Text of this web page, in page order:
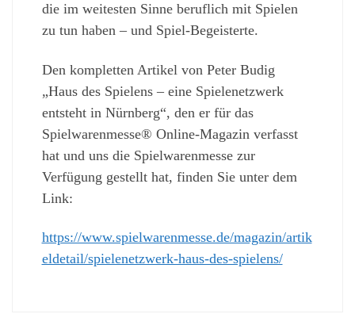
die im weitesten Sinne beruflich mit Spielen
zu tun haben – und Spiel-Begeisterte.
Den kompletten Artikel von Peter Budig
„Haus des Spielens – eine Spielenetzwerk
entsteht in Nürnberg“, den er für das
Spielwarenmesse® Online-Magazin verfasst
hat und uns die Spielwarenmesse zur
Verfügung gestellt hat, finden Sie unter dem
Link:
https://www.spielwarenmesse.de/magazin/artik
eldetail/spielenetzwerk-haus-des-spielens/